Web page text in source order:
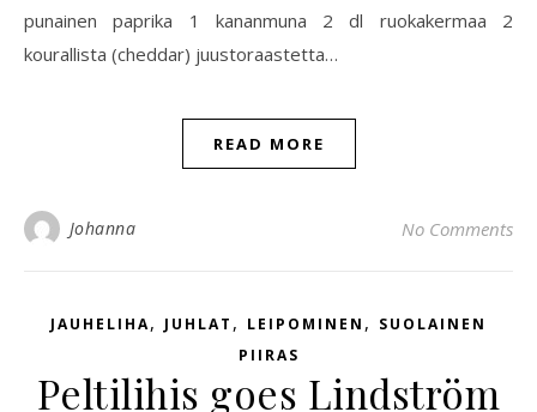
punainen paprika 1 kananmuna 2 dl ruokakermaa 2
kourallista (cheddar) juustoraastetta…
READ MORE
Johanna No Comments
JAUHELIHA, JUHLAT , LEIPOMINEN , SUOLAINEN
PIIRAS
Peltilihis goes Lindström